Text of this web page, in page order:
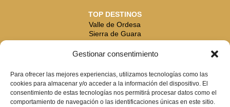
Gestionar consentimiento
Para ofrecer las mejores experiencias, utilizamos tecnologías como las
cookies para almacenar y/o acceder a la información del dispositivo. El
consentimiento de estas tecnologías nos permitirá procesar datos como el
comportamiento de navegación o las identificaciones únicas en este sitio.
TOP DESTINOS
Valle de Ordesa
Sierra de Guara
Valle de Bujaruelo
Cañón del río Lobos